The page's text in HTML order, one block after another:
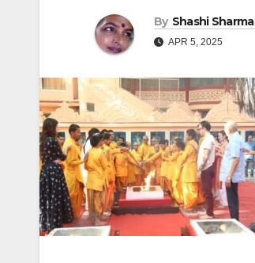
By Shashi Sharma
APR 5, 2025